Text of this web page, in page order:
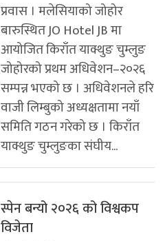
प्रवास । मलेसियाको जोहोर
बारुस्थित JO Hotel JB मा
आयोजित किराँत याक्थुङ चुम्लुङ
जोहोरको प्रथम अधिवेशन–२०२६
सम्पन्न भएको छ । अधिवेशनले हरि
वाजी लिम्बुको अध्यक्षतामा नयाँ
समिति गठन गरेको छ । किराँत
याक्थुङ चुम्लुङका संघीय...
स्पेन बन्यो २०२६ को विश्वकप
विजेता